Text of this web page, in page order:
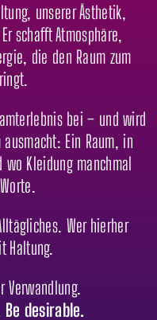
unserer Ästhetik,
schafft Atmosphäre,
die den Raum zum
bei – und wird
Ein Raum, in
Kleidung manchmal
Wer hierher
Haltung.
Verwandlung.
desirable.